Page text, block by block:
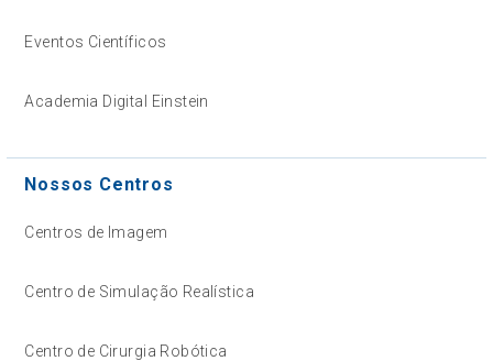
Eventos Científicos
Academia Digital Einstein
Nossos Centros
Centros de Imagem
Centro de Simulação Realística
Centro de Cirurgia Robótica